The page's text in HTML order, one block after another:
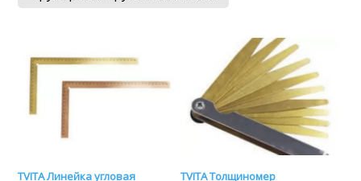
TVITA Линейка угловая
TVITA Толщиномер